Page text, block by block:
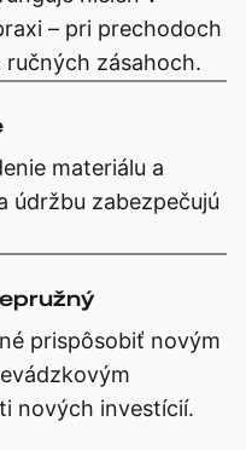
– pri prechodoch
ručných zásahoch.
materiálu a
údržbu zabezpečujú
prispôsobiť novým
nových investícií.